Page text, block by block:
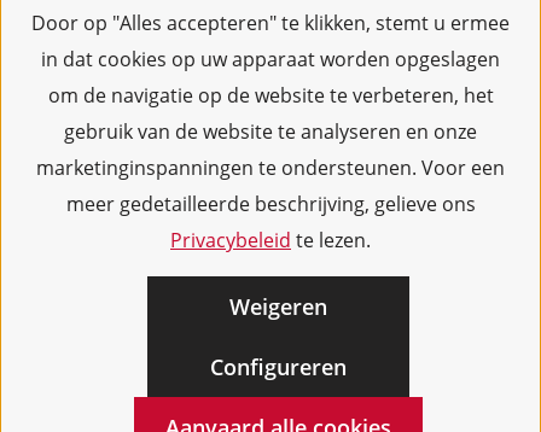
Door op "Alles accepteren" te klikken, stemt u ermee
in dat cookies op uw apparaat worden opgeslagen
om de navigatie op de website te verbeteren, het
gebruik van de website te analyseren en onze
marketinginspanningen te ondersteunen. Voor een
meer gedetailleerde beschrijving, gelieve ons
Privacybeleid te lezen.
Weigeren
Configureren